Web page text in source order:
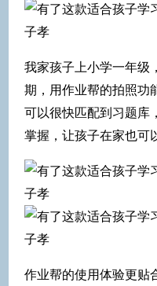
我家孩子上小学一年级
期，用作业帮的拍照功
可以很快匹配到习题库
掌握，让孩子在家也可
作业帮的使用体验更贴